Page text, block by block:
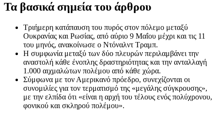
Τα βασικά σημεία του άρθρου
Τριήμερη κατάπαυση του πυρός στον πόλεμο μεταξύ
Ουκρανίας και Ρωσίας, από αύριο 9 Μαΐου μέχρι και τις 11
του μηνός, ανακοίνωσε ο Ντόναλντ Τραμπ.
Η συμφωνία μεταξύ των δύο πλευρών περιλαμβάνει την
αναστολή κάθε ένοπλης δραστηριότητας και την ανταλλαγή
1.000 αιχμαλώτων πολέμου από κάθε χώρα.
Σύμφωνα με τον Αμερικανό πρόεδρο, συνεχίζονται οι
συνομιλίες για τον τερματισμό της «μεγάλης σύγκρουσης»,
με την ελπίδα ότι «είναι η αρχή του τέλους ενός πολύχρονου,
φονικού και σκληρού πολέμου».